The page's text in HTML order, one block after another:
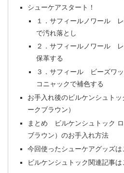
シューケアスタート！
１．サフィールノワール
で汚れ落とし
２．サフィールノワール
保革する
３．サフィール ビーズワ
コニャックで補色する
お手入れ後のビルケンシュト
ークブラウン）
まとめ ビルケンシュトック
ブラウン）のお手入れ方法
今回使ったシューケアグッズは
ビルケンシュトック関連記事は